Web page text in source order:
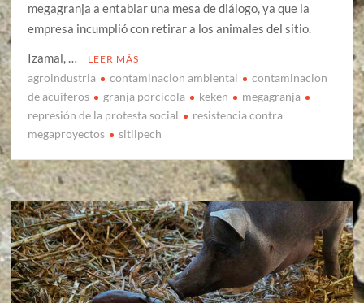
megagranja a entablar una mesa de diálogo, ya que la
empresa incumplió con retirar a los animales del sitio.
Izamal, …
LEER MÁS
agroindustria contaminacion ambiental
contaminacion
de acuiferos
granja porcicola keken
megagranja
represión de la protesta social
resistencia contra
megaproyectos
sitilpech